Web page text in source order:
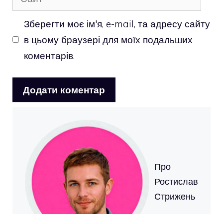
Зберегти моє ім'я, e-mail, та адресу сайту
в цьому браузері для моїх подальших
коментарів.
Про
Ростислав
Стрижень